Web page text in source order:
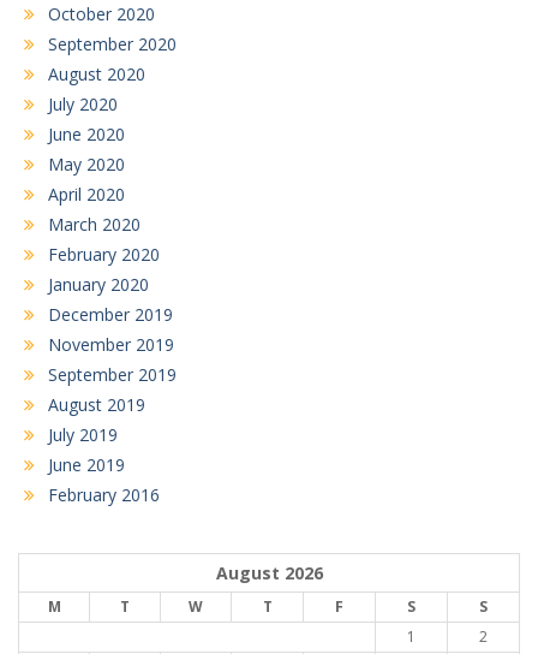
October 2020
September 2020
August 2020
July 2020
June 2020
May 2020
April 2020
March 2020
February 2020
January 2020
December 2019
November 2019
September 2019
August 2019
July 2019
June 2019
February 2016
August 2026
M T W T F S
S
1
2